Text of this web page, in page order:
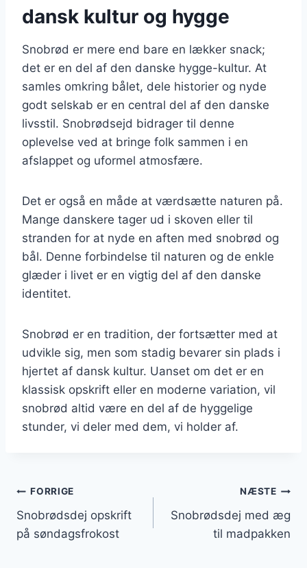
dansk kultur og hygge
Snobrød er mere end bare en lækker snack;
det er en del af den danske hygge-kultur. At
samles omkring bålet, dele historier og nyde
godt selskab er en central del af den danske
livsstil. Snobrødsejd bidrager til denne
oplevelse ved at bringe folk sammen i en
afslappet og uformel atmosfære.
Det er også en måde at værdsætte naturen på.
Mange danskere tager ud i skoven eller til
stranden for at nyde en aften med snobrød og
bål. Denne forbindelse til naturen og de enkle
glæder i livet er en vigtig del af den danske
identitet.
Snobrød er en tradition, der fortsætter med at
udvikle sig, men som stadig bevarer sin plads i
hjertet af dansk kultur. Uanset om det er en
klassisk opskrift eller en moderne variation, vil
snobrød altid være en del af de hyggelige
stunder, vi deler med dem, vi holder af.
Indlægsnavigation
FORRIGE
Snobrødsdej opskrift
på søndagsfrokost
NÆSTE
Snobrødsdej med æg
til madpakken